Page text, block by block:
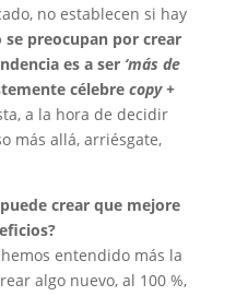
no establecen si hay
se preocupan por crear
es a ser ‘más de
célebre copy +
a la hora de decidir
más allá, arriésgate,
crear que mejore
entendido más la
algo nuevo, al 100 %,